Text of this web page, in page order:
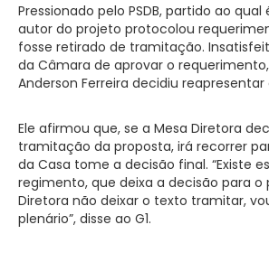
Pressionado pelo PSDB, partido ao
autor do projeto protocolou
fosse retirado de tramitação.
da Câmara de aprovar o
Anderson Ferreira decidiu reapresentar
Ele afirmou que, se a Mesa Diretora
tramitação da proposta, irá recorrer
da Casa tome a decisão final. “Existe
regimento, que deixa a decisão para o
Diretora não deixar o texto tramitar,
plenário”, disse ao G1.